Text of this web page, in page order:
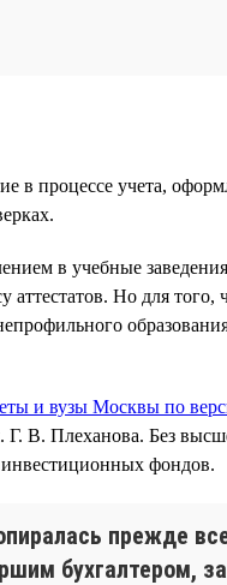
в процессе учета,
в учебные
Но для того,
и вузы Москвы по
Плеханова. Без
фондов.
прежде
бухгалтером,